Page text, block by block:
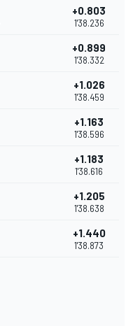
+0.803
1'38.236
+0.899
1'38.332
+1.026
1'38.459
+1.163
1'38.596
+1.183
1'38.616
+1.205
1'38.638
+1.440
1'38.873